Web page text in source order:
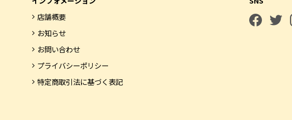
店舗概要
お知らせ
お問い合わせ
プライバシーポリシー
特定商取引法に基づく表記